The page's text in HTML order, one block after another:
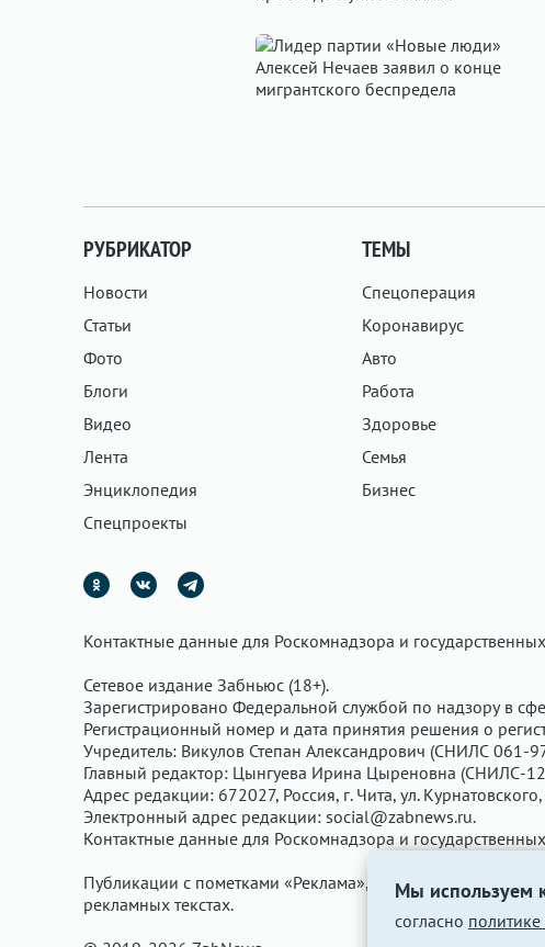
Мы используем
согласно
РУБРИКАТОР
Новости
Статьи
Фото
Блоги
Видео
Лента
Энциклопедия
Спецпроекты
ТЕМЫ
Спецоперация
Коронавирус
Авто
Работа
Здоровье
Семья
Бизнес
Контактные данные для Роскомнадзора и
Сетевое издание Забньюс (18+).
Зарегистрировано Федеральной службой по надзору в
Регистрационный номер и дата принятия решения о
Учредитель: Викулов Степан Александрович (СНИЛС 061-
Главный редактор: Цынгуева Ирина Цыреновна (СНИЛС-
Адрес редакции: 672027, Россия, г. Чита, ул.
Электронный адрес редакции: social@zabnews.ru.
Контактные данные для Роскомнадзора и
Публикации с пометками «Реклама», «Выборы» оплачены
рекламных текстах.